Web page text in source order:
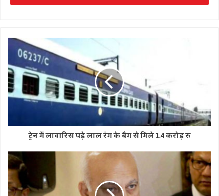
अस्पताल आसाराम नाबालिग
ट्रेन में लावारिस पड़े लाल रंग के बैग से मिले 1.4 करोड़ रु